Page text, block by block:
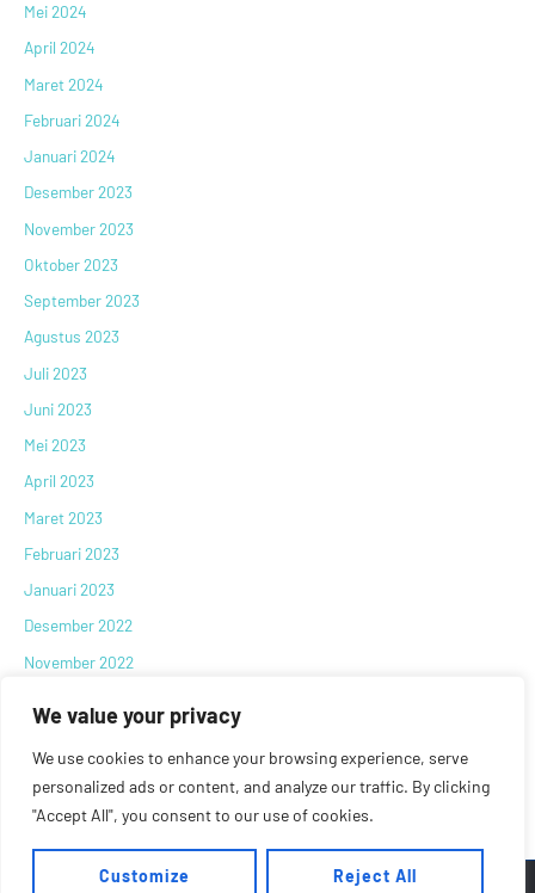
We value your privacy
We use cookies to enhance your browsing experience, serve
personalized ads or content, and analyze our traffic. By clicking
"Accept All", you consent to our use of cookies.
Customize Reject All
Mei 2024
April 2024
Maret 2024
Februari 2024
Januari 2024
Desember 2023
November 2023
Oktober 2023
September 2023
Agustus 2023
Juli 2023
Juni 2023
Mei 2023
April 2023
Maret 2023
Februari 2023
Januari 2023
Desember 2022
November 2022
September 2022
Agustus 2022
Juni 2022